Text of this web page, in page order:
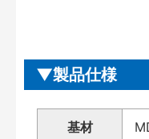
製品仕様
基材